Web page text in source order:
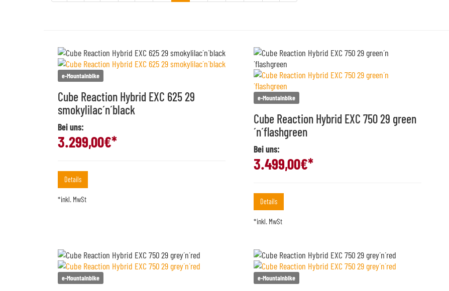
e-Mountainbike
Cube Reaction Hybrid EXC 625 29
smokylilac´n´black
Bei uns:
3.299,00€*
Details
*inkl. MwSt
e-Mountainbike
Cube Reaction Hybrid EXC 750 29 green
´n´flashgreen
Bei uns:
3.499,00€*
Details
*inkl. MwSt
e-Mountainbike e-Mountainbike